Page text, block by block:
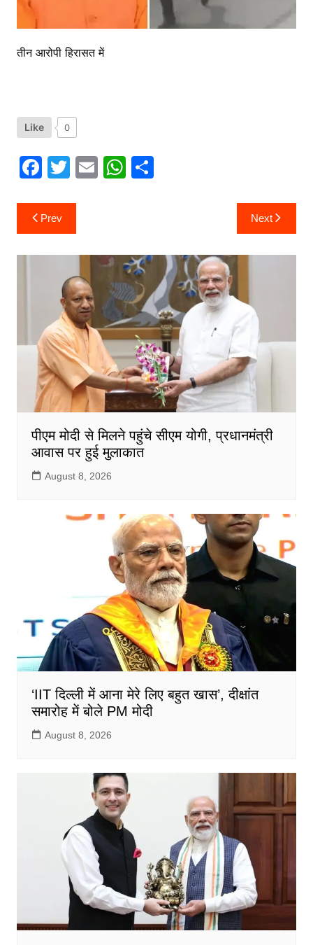
तीन आरोपी हिरासत में
Like 0
F
c
e
b
k
T
itt
er
E W
A
p
p
S
Post
navigation
Prev Next
पीएम मोदी से मिलने पहुंचे सीएम योगी, प्रधानमंत्री
आवास पर हुई मुलाकात
August 8, 2026
‘IIT दिल्ली में आना मेरे लिए बहुत खास’, दीक्षांत
समारोह में बोले PM मोदी
August 8, 2026